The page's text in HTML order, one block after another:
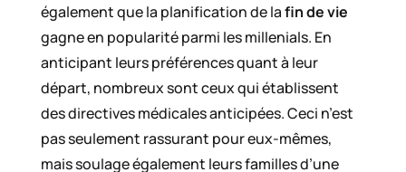
également que la planification de lafin de vie
gagne en popularité parmi les millenials. En
anticipant leurs préférences quant à leur
départ, nombreux sont ceux qui établissent
des directives médicales anticipées. Ceci n’est
pas seulement rassurant pour eux-mêmes,
mais soulage également leurs familles d’une